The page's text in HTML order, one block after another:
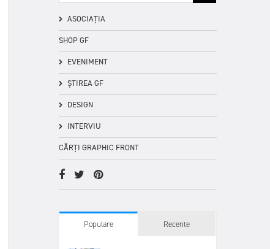
ASOCIAȚIA
SHOP GF
EVENIMENT
ȘTIREA GF
DESIGN
INTERVIU
CĂRȚI GRAPHIC FRONT
Populare Recente